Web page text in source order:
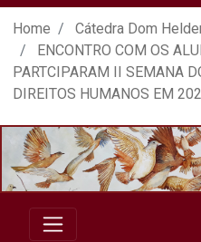
ATO EM DEFESA
Home Cátedra Dom
ENCONTRO COM OS
PARTCIPARAM II SEMANA
DIREITOS HUMANOS EM